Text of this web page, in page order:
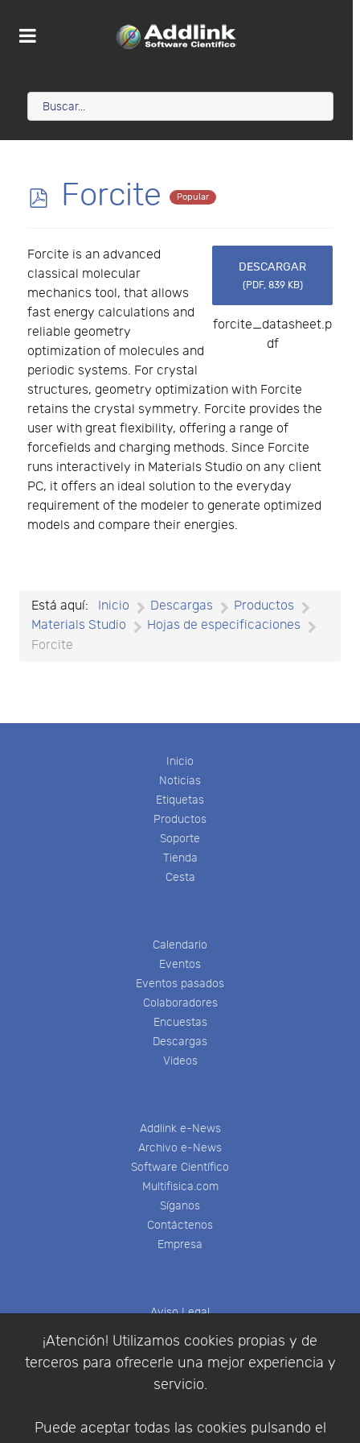
¡Atención! Utilizamos cookies propias y de
terceros para ofrecerle una mejor experiencia y
servicio.
Puede aceptar todas las cookies pulsando el
p
f
Forcite Popular
DESCARGAR
(PDF, 839 KB)
forcite_datasheet.p
df
Forcite is an advanced
classical molecular
mechanics tool, that allows
fast energy calculations and
reliable geometry
optimization of molecules and
periodic systems. For crystal
structures, geometry optimization with Forcite
retains the crystal symmetry. Forcite provides the
user with great flexibility, offering a range of
forcefields and charging methods. Since Forcite
runs interactively in Materials Studio on any client
PC, it offers an ideal solution to the everyday
requirement of the modeler to generate optimized
models and compare their energies.
Está aquí: Inicio Descargas
Productos
Materials Studio
Hojas de especificaciones
Forcite
Inicio
Noticias
Etiquetas
Productos
Soporte
Tienda
Cesta
Calendario
Eventos
Eventos pasados
Colaboradores
Encuestas
Descargas
Videos
Addlink e-News
Archivo e-News
Software Científico
Multifisica.com
Síganos
Contáctenos
Empresa
Aviso Legal
Condiciones de compra
Identificarse